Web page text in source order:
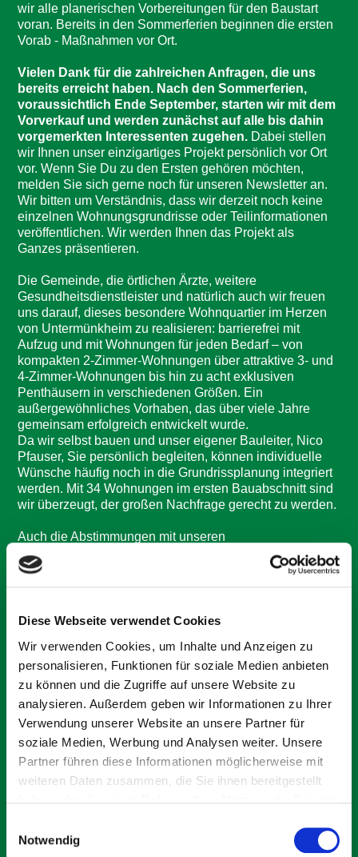
Diese Webseite verwendet Cookies
Wir verwenden Cookies, um Inhalte und Anzeigen zu
personalisieren, Funktionen für soziale Medien anbieten
zu können und die Zugriffe auf unsere Website zu
analysieren. Außerdem geben wir Informationen zu Ihrer
Verwendung unserer Website an unsere Partner für
soziale Medien, Werbung und Analysen weiter. Unsere
Partner führen diese Informationen möglicherweise mit
weiteren Daten zusammen, die Sie ihnen bereitgestellt
Notwendig
wir alle planerischen Vorbereitungen für den Baustart
voran. Bereits in den Sommerferien beginnen die ersten
Vorab - Maßnahmen vor Ort.
Vielen Dank für die zahlreichen Anfragen, die uns
bereits erreicht haben. Nach den Sommerferien,
voraussichtlich Ende September, starten wir mit dem
Vorverkauf und werden zunächst auf alle bis dahin
vorgemerkten Interessenten zugehen. Dabei stellen
wir Ihnen unser einzigartiges Projekt persönlich vor Ort
vor. Wenn Sie Du zu den Ersten gehören möchten,
melden Sie sich gerne noch für unseren Newsletter an.
Wir bitten um Verständnis, dass wir derzeit noch keine
einzelnen Wohnungsgrundrisse oder Teilinformationen
veröffentlichen. Wir werden Ihnen das Projekt als
Ganzes präsentieren.
Die Gemeinde, die örtlichen Ärzte, weitere
Gesundheitsdienstleister und natürlich auch wir freuen
uns darauf, dieses besondere Wohnquartier im Herzen
von Untermünkheim zu realisieren: barrierefrei mit
Aufzug und mit Wohnungen für jeden Bedarf – von
kompakten 2-Zimmer-Wohnungen über attraktive 3- und
4-Zimmer-Wohnungen bis hin zu acht exklusiven
Penthäusern in verschiedenen Größen. Ein
außergewöhnliches Vorhaben, das über viele Jahre
gemeinsam erfolgreich entwickelt wurde.
Da wir selbst bauen und unser eigener Bauleiter, Nico
Pfauser, Sie persönlich begleiten, können individuelle
Wünsche häufig noch in die Grundrissplanung integriert
werden. Mit 34 Wohnungen im ersten Bauabschnitt sind
wir überzeugt, der großen Nachfrage gerecht zu werden.
Auch die Abstimmungen mit unseren
Handwerkspartnern sind bereits weit fortgeschritten,
sodass wir im Herbst mit dem Bau beginnen können. Ein
Einzug zum Weihnachtsfest 2028 erscheint aus heutiger
Erste Rückmeldungen aus den Bauausschreibungen
Preisen von unter 5.000 € pro Quadratmeter Wohnfläche
anbieten können und damit ca. 500 € pro m² unter
vergleichbaren Kaufpreisen in Schwäbisch Hall liegen
werden.
Ob zur Eigennutzung oder als wertbeständige
Kapitalanlage – dieses Projekt bietet zahlreiche Vorteile.
Dank der innovativen QNG-Zertifizierung
(Qualitätssiegel Nachhaltiges Gebäude) und der KfW-
Kapitalanleger können darüber hinaus von attraktiven
steuerlichen Abschreibungsmöglichkeiten profitieren,